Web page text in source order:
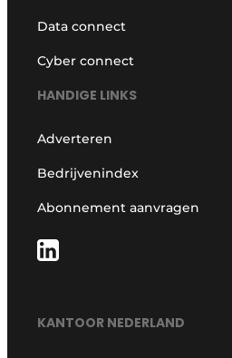
Data connect
Cyber connect
HANDIGE LINKS
Adverteren
Bedrijvenindex
Abonnement aanvragen
KANTOOR NEDERLAND